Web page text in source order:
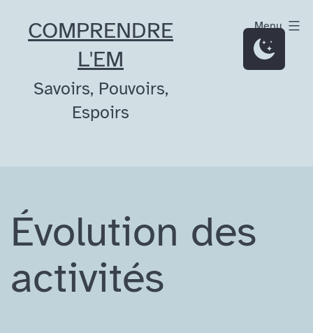
COMPRENDRE
L'EM
Savoirs, Pouvoirs,
Espoirs
Menu
Évolution des
activités